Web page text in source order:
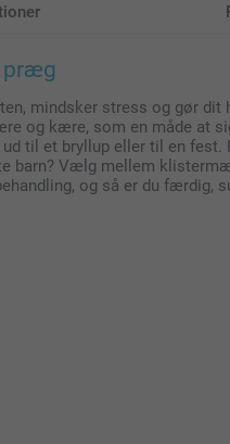
præg
mindsker stress og gør dit
og kære, som en måde at
til et bryllup eller til en fest.
barn? Vælg mellem
og så er du færdig,